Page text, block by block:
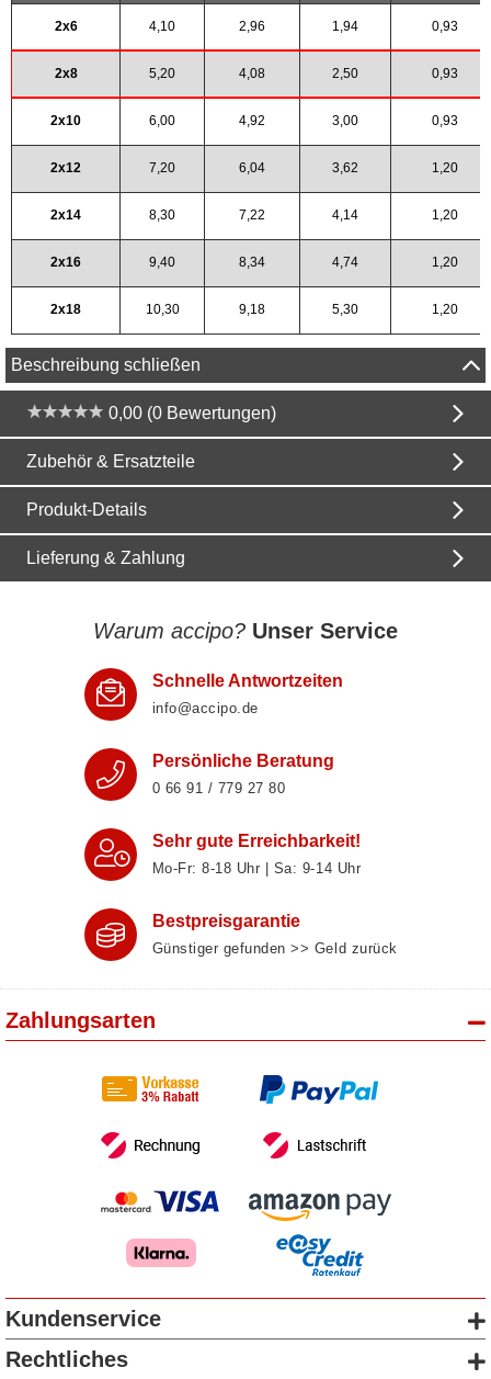
2x6 4,10 2,96 1,94 0,93
2x8 5,20 4,08 2,50 0,93
2x10 6,00 4,92 3,00 0,93
2x12 7,20 6,04 3,62 1,20
2x14 8,30 7,22 4,14 1,20
2x16 9,40 8,34 4,74 1,20
2x18 10,30 9,18 5,30 1,20
Beschreibung schließen
0,00 (0 Bewertungen)
Zubehör & Ersatzteile
Produkt-Details
Lieferung & Zahlung
Warum accipo? Unser Service
Schnelle Antwortzeiten
info@accipo.de
Persönliche Beratung
0 66 91 / 779 27 80
Sehr gute Erreichbarkeit!
Mo-Fr: 8‑18 Uhr | Sa: 9‑14 Uhr
Bestpreisgarantie
Günstiger gefunden >> Geld zurück
Zahlungsarten
Kundenservice
Rechtliches